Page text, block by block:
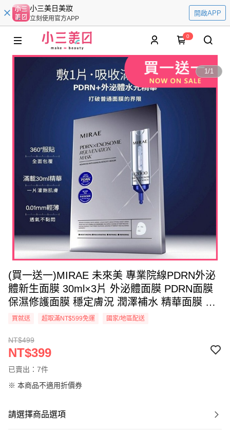
小三美日美妝
立刻使用官方APP
開啟APP
0
1/1
(買一送一)MIRAE 未來美 專業院線PDRN外泌
體新生面膜 30ml×3片 外泌體面膜 PDRN面膜
保濕修護面膜 穩定膚況 潤澤補水 精華面膜 韓
系保養 面膜推薦【DS030316】
買就送 超取滿NT$599免運 國家/地區配送
NT$499
NT$399
已賣出：7件
※ 本商品不適用折價券
請選擇商品選項